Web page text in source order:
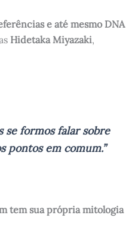
e até mesmo DNA
Hidetaka Miyazaki,
se formos falar sobre
pontos em comum.”
tem sua própria mitologia